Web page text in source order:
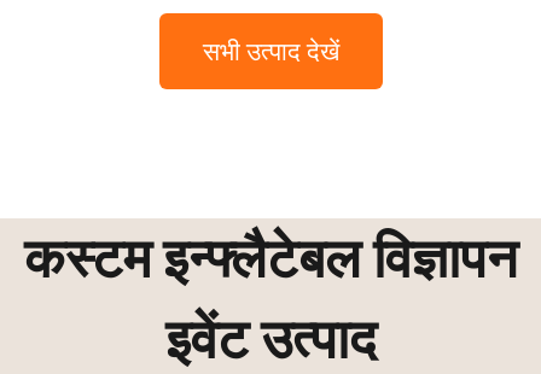
सभी उत्पाद देखें
कस्टम इन्फ्लैटेबल विज्ञापन
इवेंट उत्पाद